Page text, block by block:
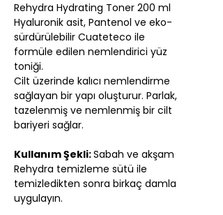
Rehydra Hydrating Toner 200 ml
Hyaluronik asit, Pantenol ve eko-
sürdürülebilir Cuateteco ile
formüle edilen nemlendirici yüz
toniği.
Cilt üzerinde kalıcı nemlendirme
sağlayan bir yapı oluşturur. Parlak,
tazelenmiş ve nemlenmiş bir cilt
bariyeri sağlar.
Kullanım Şekli:Sabah ve akşam
Rehydra temizleme sütü ile
temizledikten sonra birkaç damla
uygulayın.